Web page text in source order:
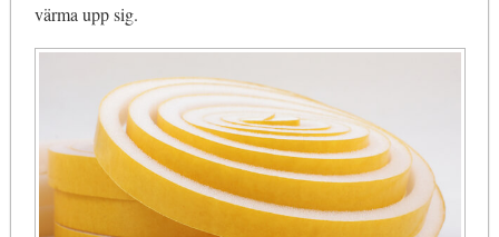
värma upp sig.